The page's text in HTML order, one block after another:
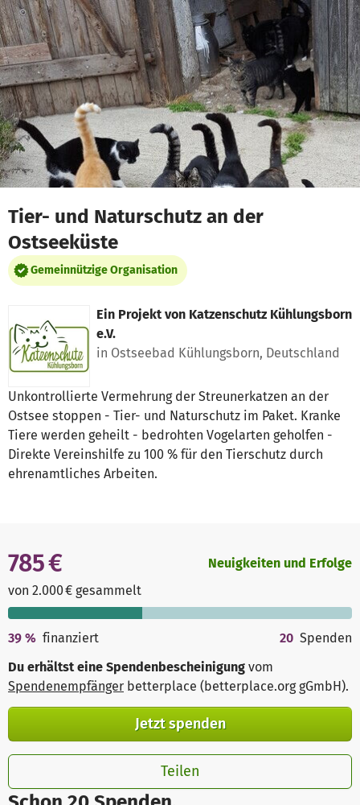
Zum Hauptinhalt springen
Erklärung zur Barrierefreiheit anzeigen
Tier- und Naturschutz an der
Ostseeküste
Gemeinnützige Organisation
Ein Projekt von Katzenschutz Kühlungsborn
e.V.
in Ostseebad Kühlungsborn, Deutschland
Unkontrollierte Vermehrung der Streunerkatzen an der
Ostsee stoppen - Tier- und Naturschutz im Paket. Kranke
Tiere werden geheilt - bedrohten Vogelarten geholfen -
Direkte Vereinshilfe zu 100 % für den Tierschutz durch
ehrenamtliches Arbeiten.
785 €
von 2.000 € gesammelt
Neuigkeiten und Erfolge
39 % finanziert 20 Spenden
Du erhältst eine Spendenbescheinigung vom
Spendenempfänger betterplace (betterplace.org gGmbH).
Jetzt spenden
Teilen